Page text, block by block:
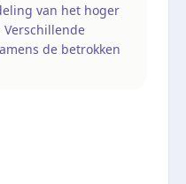
van het hoger
de betrokken